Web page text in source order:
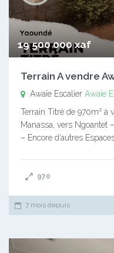
19 500 000 xaf
Terrain A vendre
Awaïe Escalier Awaïe
Terrain Titré de 970m² à
Manassa, vers Ngoantet
– Encore d’autres
970
7 mois depuis